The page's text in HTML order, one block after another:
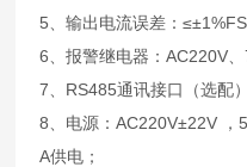
5、输出电流误差：≤±1%FS
6、报警继电器：AC220V、
7、RS485通讯接口（选配）
8、电源：AC220V±22V ，
A供电；